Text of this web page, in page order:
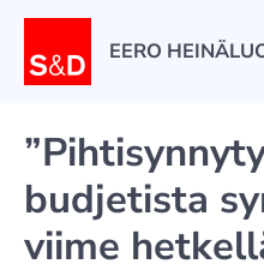
Siirry
EERO
budjetista
viime